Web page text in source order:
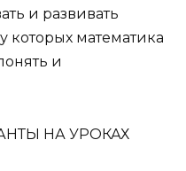
и развивать
которых математика
и
НА УРОКАХ